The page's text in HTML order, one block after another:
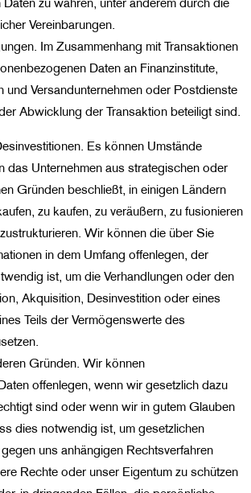
Vereinbarungen.
Im Zusammenhang mit Transaktionen
Daten an Finanzinstitute,
und Versandunternehmen oder Postdienste
Abwicklung der Transaktion beteiligt sind.
Es können Umstände
das Unternehmen aus strategischen oder
Gründen beschließt, in einigen Ländern
zu kaufen, zu veräußern, zu fusionieren
Wir können die über Sie
in dem Umfang offenlegen, der
ist, um die Verhandlungen oder den
Akquisition, Desinvestition oder eines
Teils der Vermögenswerte des
Gründen. Wir können
offenlegen, wenn wir gesetzlich dazu
sind oder wenn wir in gutem Glauben
dies notwendig ist, um gesetzlichen
uns anhängigen Rechtsverfahren
Rechte oder unser Eigentum zu schützen